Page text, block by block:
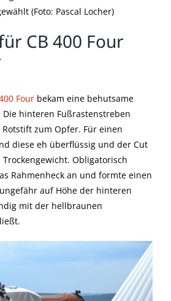
(Foto: Pascal Locher)
CB 400 Four
Four bekam eine behutsame
Die hinteren Fußrastenstreben
zum Opfer. Für einen
diese eh überflüssig und der Cut
Obligatorisch
Rahmenheck an und formte einen
auf Höhe der hinteren
mit der hellbraunen